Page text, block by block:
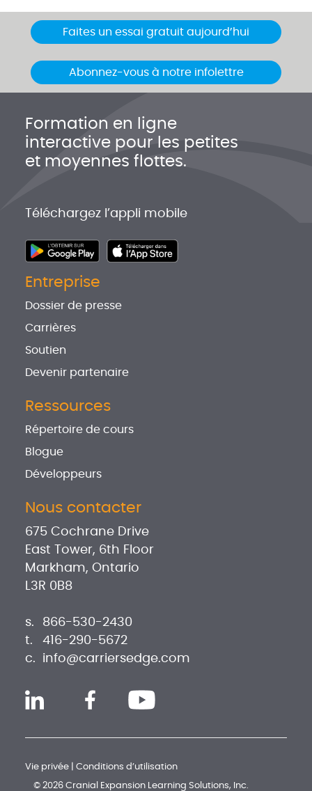
Faites un essai gratuit aujourd’hui
Abonnez-vous à notre infolettre
Formation en ligne
interactive pour les petites
et moyennes flottes.
Téléchargez l’appli mobile
Entreprise
Dossier de presse
Carrières
Soutien
Devenir partenaire
Ressources
Répertoire de cours
Blogue
Développeurs
Nous contacter
675 Cochrane Drive
East Tower, 6th Floor
Markham, Ontario
L3R 0B8
s.
866-530-2430
t.
416-290-5672
c.
info@carriersedge.com
Vie privée Conditions d’utilisation
© 2026 Cranial Expansion Learning Solutions, Inc.